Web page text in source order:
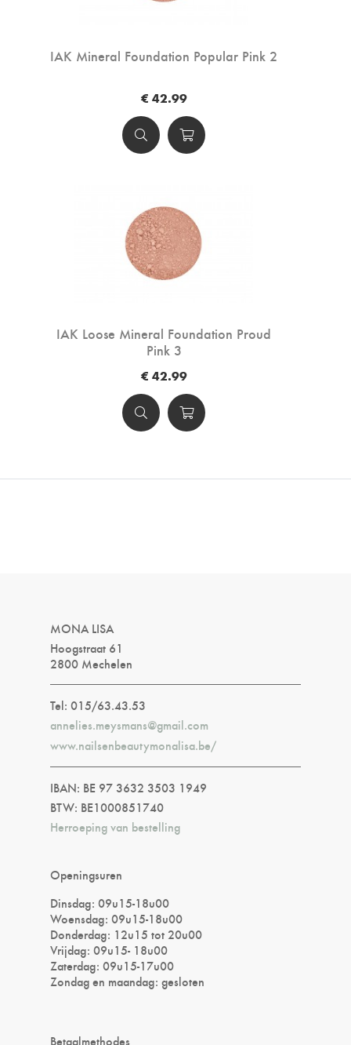
IAK Mineral Foundation Popular Pink 2
€ 42.99
IAK Loose Mineral Foundation Proud
Pink 3
€ 42.99
MONA LISA
Hoogstraat 61
2800 Mechelen
Tel: 015/63.43.53
annelies.meysmans@gmail.com
www.nailsenbeautymonalisa.be/
IBAN: BE 97 3632 3503 1949
BTW: BE1000851740
Herroeping van bestelling
Openingsuren
Dinsdag: 09u15-18u00
Woensdag: 09u15-18u00
Donderdag: 12u15 tot 20u00
Vrijdag: 09u15- 18u00
Zaterdag: 09u15-17u00
Zondag en maandag: gesloten
Betaalmethodes